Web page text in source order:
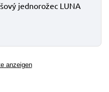
jednorožec LUNA
anzeigen